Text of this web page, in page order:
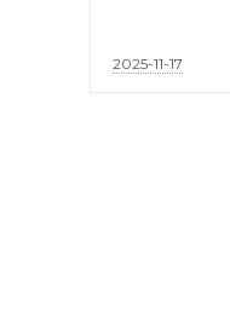
2025-11-17